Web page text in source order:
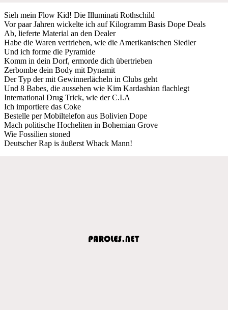
Sieh mein Flow Kid! Die Illuminati Rothschild
Vor paar Jahren wickelte ich auf Kilogramm Basis Dope Deals
Ab, lieferte Material an den Dealer
Habe die Waren vertrieben, wie die Amerikanischen Siedler
Und ich forme die Pyramide
Komm in dein Dorf, ermorde dich übertrieben
Zerbombe dein Body mit Dynamit
Der Typ der mit Gewinnerlächeln in Clubs geht
Und 8 Babes, die aussehen wie Kim Kardashian flachlegt
International Drug Trick, wie der C.I.A
Ich importiere das Coke
Bestelle per Mobiltelefon aus Bolivien Dope
Mach politische Hocheliten in Bohemian Grove
Wie Fossilien stoned
Deutscher Rap is äußerst Whack Mann!